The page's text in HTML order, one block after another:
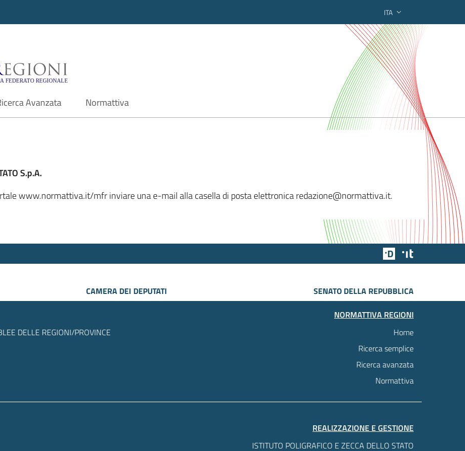
ITA
- Motore di ricerca federato regionale
Avanzata Normattiva
S.p.A.
www.normattiva.it/mfr inviare una e-mail alla casella di posta elettronica redazione@normattiva.it.
Team Digitale
CAMERA DEI DEPUTATI
SENATO DELLA REPUBBLICA
DELLE REGIONI/PROVINCE
NORMATTIVA REGIONI
Home
Ricerca semplice
Ricerca avanzata
Normattiva
REALIZZAZIONE E GESTIONE
ISTITUTO POLIGRAFICO E ZECCA DELLO STATO